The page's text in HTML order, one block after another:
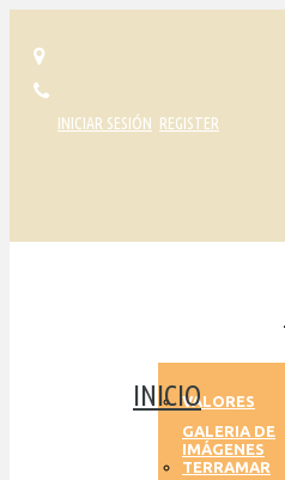
INICIAR SESIÓN REGISTER
INICIOVALORES
GALERIA DE
IMÁGENES
TERRAMAR